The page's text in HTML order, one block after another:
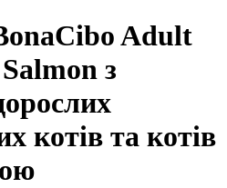
Adult
з
котів та котів